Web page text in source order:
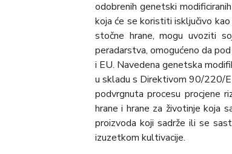
odobrenih genetski
koja će se koristiti isklјučivo
stočne hrane, mogu uvoziti
peradarstva, omogućeno da
i EU. Navedena genetska
u skladu s Direktivom 90/220/
podvrgnuta procesu procjene
hrane i hrane za životinje
proizvoda koji sadrže ili se
izuzetkom kultivacije.